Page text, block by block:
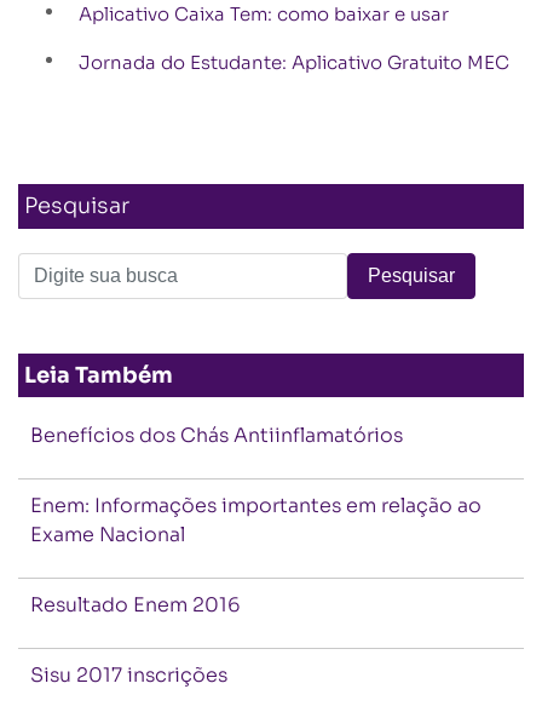
Aplicativo Caixa Tem: como baixar e usar
Jornada do Estudante: Aplicativo Gratuito MEC
Pesquisar
Leia Também
Benefícios dos Chás Antiinflamatórios
Enem: Informações importantes em relação ao
Exame Nacional
Resultado Enem 2016
Sisu 2017 inscrições